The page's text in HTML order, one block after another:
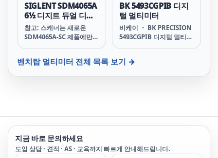
SIGLENT SDM4065A
6½ 디지트 듀얼 디스
플레이 디지털 멀티미
터
참고: 스캐너는 새로운
SDM4065A-SC 제품에만
수 없습니다.
BK 5493CGPIB 디지
털 멀티미터
비케이 ・ BK PRECISION
5493CGPIB 디지털 멀티미
5493CGPIBBK BK
5493CGPIB 5493CGPIB 비
엔케이 비엔케이
BK BK 5493C 5493CB&K
벤치탑 멀티미터 전체 목록 보기 →
지금 바로 문의하세요
도입 상담 · 견적 · AS · 교육까지 빠르게 안내해드립니다.